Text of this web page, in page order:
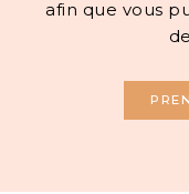
afin que vous